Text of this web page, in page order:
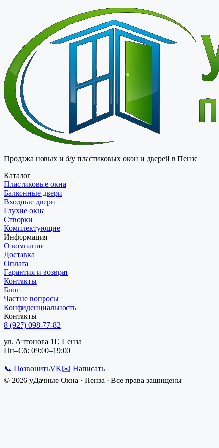
Продажа новых и б/у пластиковых окон и дверей в Пензе
Каталог
Пластиковые окна
Балконные двери
Входные двери
Глухие окна
Створки
Комплектующие
Информация
О компании
Доставка
Оплата
Гарантия и возврат
Контакты
Блог
Частые вопросы
Конфиденциальность
Контакты
8 (927) 098-77-82
ул. Антонова 1Г, Пенза
Пн–Сб: 09:00–19:00
📞 ПозвонитьVK✉️ Написать
© 2026 уДачные Окна · Пенза · Все права защищены